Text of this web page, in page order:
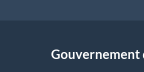
e
Gouvernement